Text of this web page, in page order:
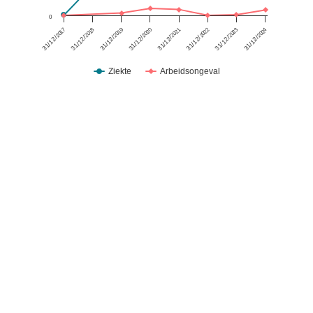
Ziekte Arbeidsongeval
31/12/
2017
31/12/
2018
31/12/
2019
31/12/
2020
31/12/
2021
31/12/
2022
31/12/
2023
31/12/
2024
0